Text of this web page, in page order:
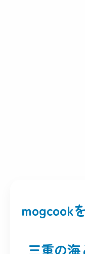
mogcook
三重の